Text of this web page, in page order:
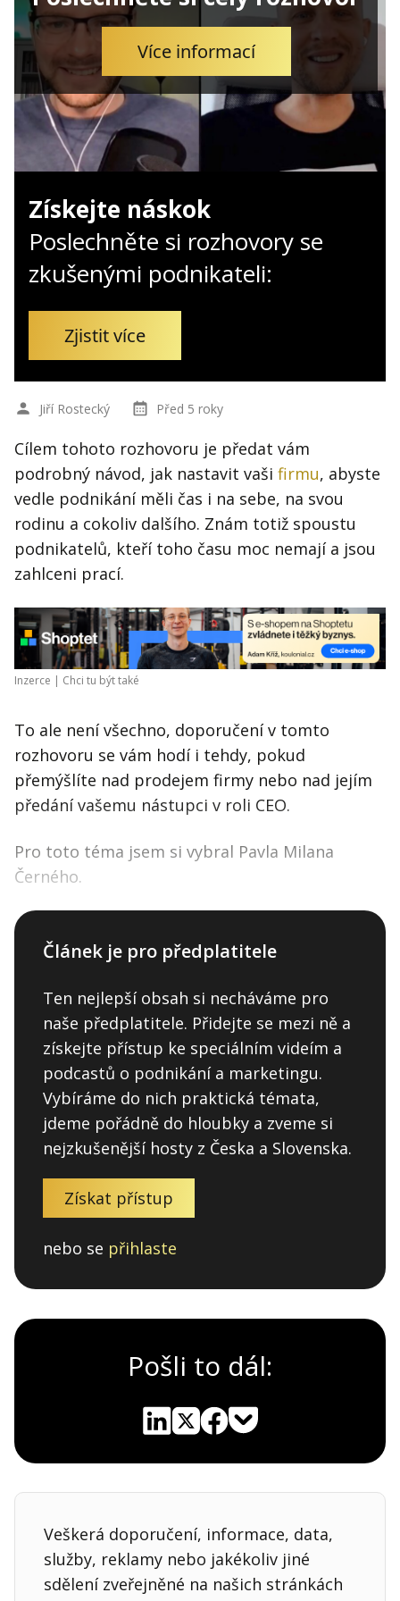
Obchodní podmínky
Hledaná fráze Hledat
Více informací
Získejte náskok
Poslechněte si rozhovory se
zkušenými podnikateli:
Zjistit více
Jiří Rostecký Před 5 roky
Cílem tohoto rozhovoru je předat vám
podrobný návod, jak nastavit vaši firmu, abyste
vedle podnikání měli čas i na sebe, na svou
rodinu a cokoliv dalšího. Znám totiž spoustu
podnikatelů, kteří toho času moc nemají a jsou
zahlceni prací.
Inzerce | Chci tu být také
To ale není všechno, doporučení v tomto
rozhovoru se vám hodí i tehdy, pokud
přemýšlíte nad prodejem firmy nebo nad jejím
předání vašemu nástupci v roli CEO.
Pro toto téma jsem si vybral Pavla Milana
Černého.
Článek je pro předplatitele
Ten nejlepší obsah si necháváme pro
naše předplatitele. Přidejte se mezi ně a
získejte přístup ke speciálním videím a
podcastů o podnikání a marketingu.
Vybíráme do nich praktická témata,
jdeme pořádně do hloubky a zveme si
nejzkušenější hosty z Česka a Slovenska.
Získat přístup
nebo se přihlaste
Pošli to dál:
Veškerá doporučení, informace, data,
služby, reklamy nebo jakékoliv jiné
sdělení zveřejněné na našich stránkách